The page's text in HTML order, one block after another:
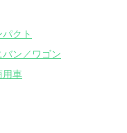
パクト
バン／ワゴン
用車